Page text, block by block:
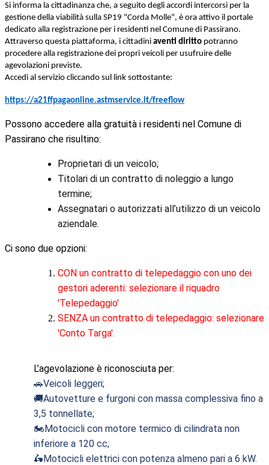
Si informa la cittadinanza che, a seguito degli accordi intercorsi per la
gestione della viabilità sulla SP19 "Corda Molle", è ora attivo il portale
dedicato alla registrazione per i residenti nel Comune di Passirano.
Attraverso questa piattaforma, i cittadini aventi diritto potranno
procedere alla registrazione dei propri veicoli per usufruire delle
agevolazioni previste.
Accedi al servizio cliccando sul link sottostante:
https://a21ffpagaonline.astmservice.it/freeflow
Possono accedere alla gratuità i residenti nel Comune di
Passirano che risultino:
Proprietari di un veicolo;
Titolari di un contratto di noleggio a lungo
termine;
Assegnatari o autorizzati all’utilizzo di un veicolo
aziendale.
Ci sono due opzioni:
CON un contratto di telepedaggio con uno dei
gestori aderenti: selezionare il riquadro
'Telepedaggio'
SENZA un contratto di telepedaggio: selezionare
'Conto Targa'.
L’agevolazione è riconosciuta per:
🚗Veicoli leggeri;
🚚Autovetture e furgoni con massa complessiva fino a
3,5 tonnellate;
🏍️Motocicli con motore termico di cilindrata non
inferiore a 120 cc;
🛵Motocicli elettrici con potenza almeno pari a 6 kW.